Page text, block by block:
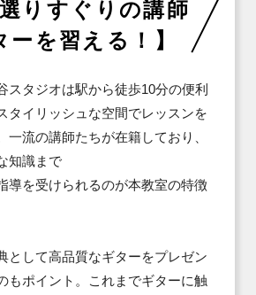
りすぐりの講師
ーを習える！】
スタジオは駅から徒歩10分の便利
タイリッシュな空間でレッスンを
一流の講師たちが在籍しており、
知識まで
導を受けられるのが本教室の特徴
として高品質なギターをプレゼン
もポイント。これまでギターに触